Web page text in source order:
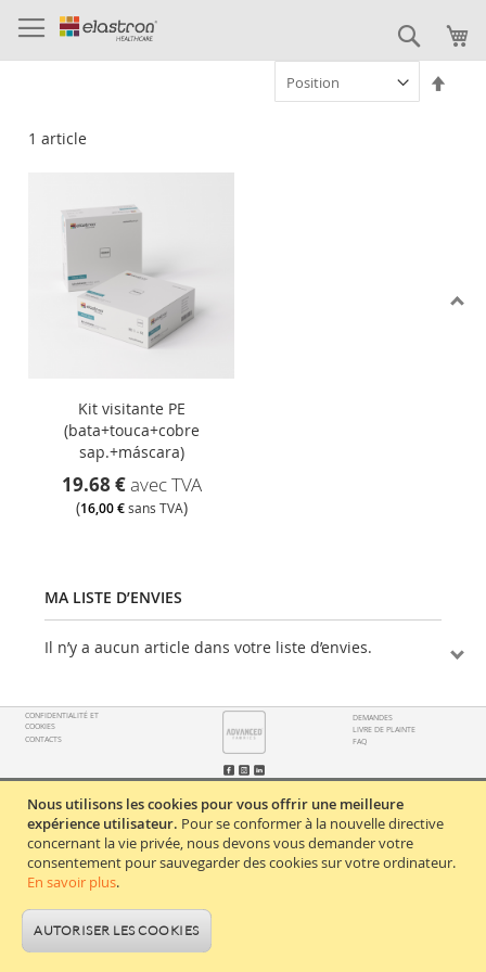
Nous utilisons les cookies pour vous offrir une meilleure
expérience utilisateur. Pour se conformer à la nouvelle directive
concernant la vie privée, nous devons vous demander votre
consentement pour sauvegarder des cookies sur votre ordinateur.
En savoir plus.
AUTORISER LES COOKIES
au
1 article
Kit visitante PE
(bata+touca+cobre
sap.+máscara)
19.68 €avec TVA
(16,00 € sans TVA)
MA LISTE D’ENVIES
Il n’y a aucun article dans votre liste d’envies.
CONFIDENTIALITÉ ET
COOKIES
CONTACTS
DEMANDES
LIVRE DE PLAINTE
FAQ
© Copyright 2026 Elastron Portugal S. A.
Tous les droits sont réservés.